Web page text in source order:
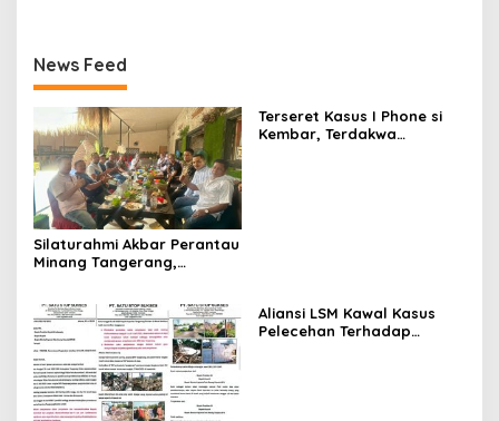
News Feed
Silaturahmi Akbar Perantau
Minang Tangerang,
Terseret Kasus I Phone si
Kembar, Terdakwa
Aliansi LSM Kawal Kasus
Pelecehan Terhadap